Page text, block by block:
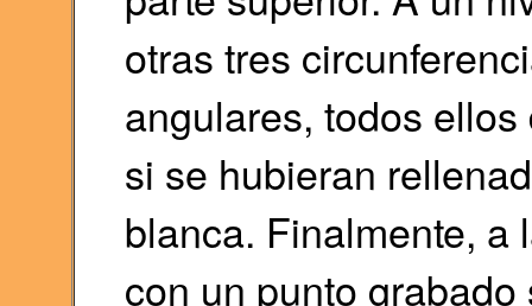
otras tres
angulares, todos
si se hubieran
blanca. Finalmente, a
con un punto grabado